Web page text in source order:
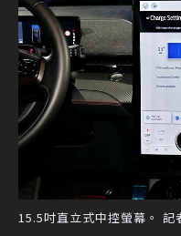
15.5吋直立式中控螢幕。 記